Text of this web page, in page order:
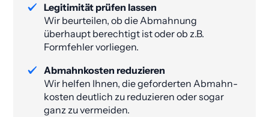
Legitimität prüfen lassen
Wir beurteilen, ob die Abmahnung
überhaupt berechtigt ist oder ob z.B.
Formfehler vorliegen.
Abmahnkosten reduzieren
Wir helfen Ihnen, die geforderten Abmahn­
kosten deutlich zu reduzieren oder sogar
ganz zu vermeiden​.